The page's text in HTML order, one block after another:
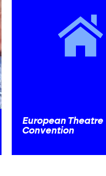
European Theatre
Convention